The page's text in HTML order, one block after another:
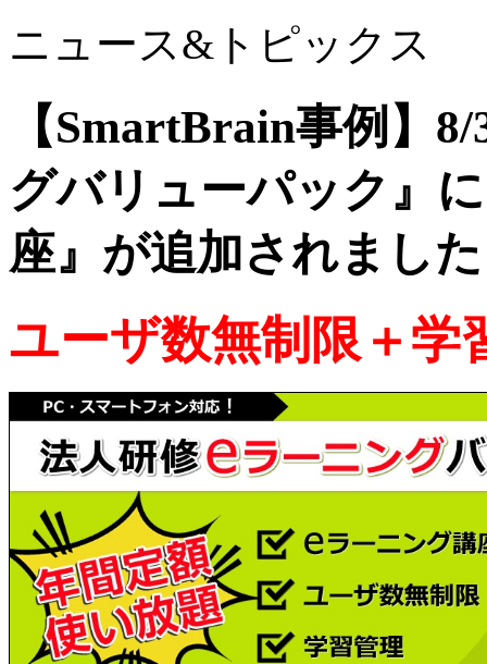
ニュース&トピックス
【SmartBrain事例】
グバリューパック』
座』が追加されまし
ユーザ数無制限＋学